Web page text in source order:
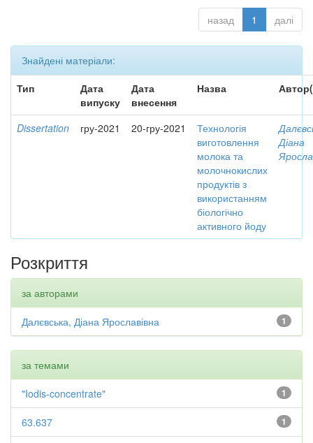
назад 1 далі
Знайдені матеріали:
Тип
Дата
випуску
Дата
внесення
Назва
Dissertation гру-2021 20-гру-2021
Технологія
виготовлення
молока та
молочнокислих
продуктів з
використанням
біологічно
активного йоду
Діана
Розкриття
за авторами
1
Далєвська, Діана Ярославівна
за темами
1
"Iodis-concentrate"
1
63.637